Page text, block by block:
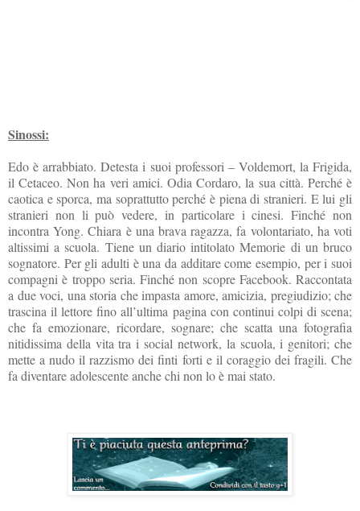
Sinossi:
Edo è arrabbiato. Detesta i suoi professori – Voldemort, la Frigida,
il Cetaceo. Non ha veri amici. Odia Cordaro, la sua città. Perché è
caotica e sporca, ma soprattutto perché è piena di stranieri. E lui gli
stranieri non li può vedere, in particolare i cinesi. Finché non
incontra Yong. Chiara è una brava ragazza, fa volontariato, ha voti
altissimi a scuola. Tiene un diario intitolato Memorie di un bruco
sognatore. Per gli adulti è una da additare come esempio, per i suoi
compagni è troppo seria. Finché non scopre Facebook. Raccontata
a due voci, una storia che impasta amore, amicizia, pregiudizio; che
trascina il lettore fino all’ultima pagina con continui colpi di scena;
che fa emozionare, ricordare, sognare; che scatta una fotografia
nitidissima della vita tra i social network, la scuola, i genitori; che
mette a nudo il razzismo dei finti forti e il coraggio dei fragili. Che
fa diventare adolescente anche chi non lo è mai stato.